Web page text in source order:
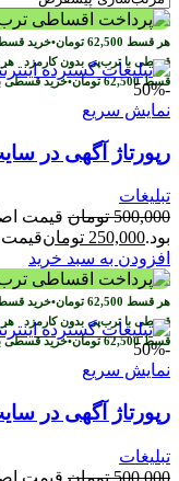
هر قسط 62,500 تومان•خرید
قسطی با ترب‌پی بدون کارمزد
قسط62,500 تومان•خرید قسطی
-50%
نمایش سریع
رپورتاژ آگهی در
تبلیغات
500,000 تومان
بود.250,000 تومانقیمت فعلی
افزودن به سبد خرید
هر قسط 62,500 تومان•خرید
قسطی با ترب‌پی بدون کارمزد
قسط62,500 تومان•خرید قسطی
-50%
نمایش سریع
رپورتاژ آگهی در
تبلیغات
500,000 تومان